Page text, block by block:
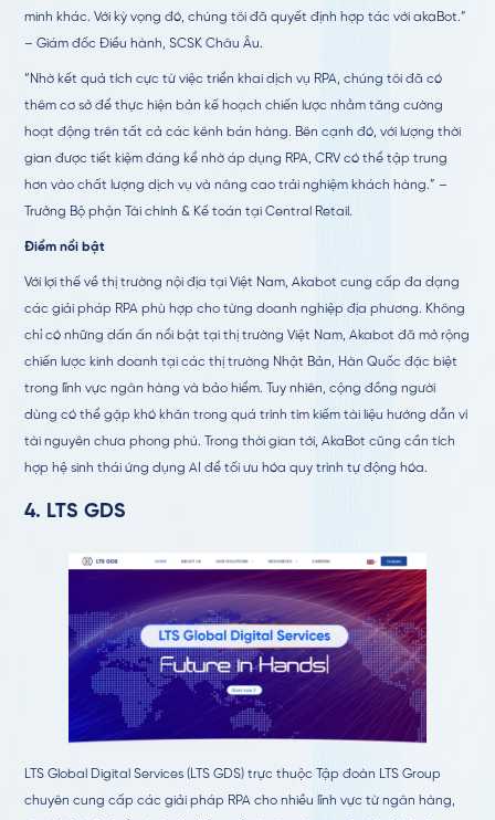
minh khác. Với kỳ vọng đó, chúng tôi đã quyết định hợp tác với akaBot.”
– Giám đốc Điều hành, SCSK Châu Âu.
“Nhờ kết quả tích cực từ việc triển khai dịch vụ RPA, chúng tôi đã có
thêm cơ sở để thực hiện bản kế hoạch chiến lược nhằm tăng cường
hoạt động trên tất cả các kênh bán hàng. Bên cạnh đó, với lượng thời
gian được tiết kiệm đáng kể nhờ áp dụng RPA, CRV có thể tập trung
hơn vào chất lượng dịch vụ và nâng cao trải nghiệm khách hàng.” –
Trưởng Bộ phận Tài chính & Kế toán tại Central Retail.
Điểm nổi bật
Với lợi thế về thị trường nội địa tại Việt Nam, Akabot cung cấp đa dạng
các giải pháp RPA phù hợp cho từng doanh nghiệp địa phương. Không
chỉ có những dấn ấn nổi bật tại thị trường Việt Nam, Akabot đã mở rộng
chiến lược kinh doanh tại các thị trường Nhật Bản, Hàn Quốc đặc biệt
trong lĩnh vực ngân hàng và bảo hiểm. Tuy nhiên, cộng đồng người
dùng có thể gặp khó khăn trong quá trình tìm kiếm tài liệu hướng dẫn vì
tài nguyên chưa phong phú. Trong thời gian tới, AkaBot cũng cần tích
hợp hệ sinh thái ứng dụng AI để tối ưu hóa quy trình tự động hóa.
4. LTS GDS
LTS Global Digital Services (LTS GDS) trực thuộc Tập đoàn LTS Group
chuyên cung cấp các giải pháp RPA cho nhiều lĩnh vực từ ngân hàng,